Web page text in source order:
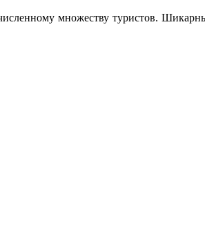
множеству туристов.